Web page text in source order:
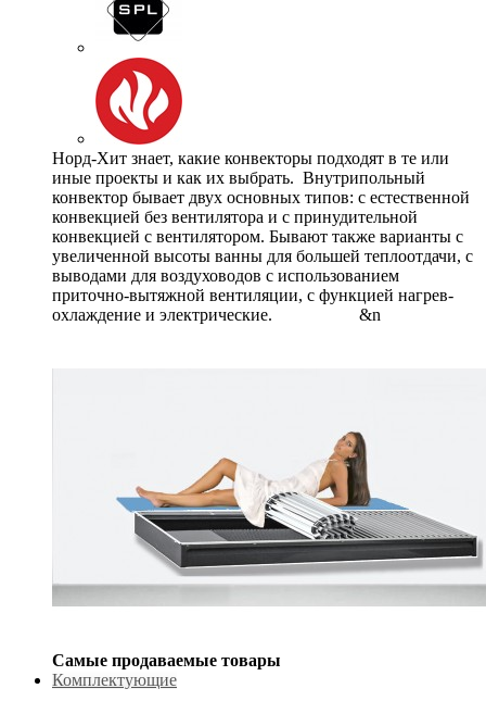
Норд-Хит знает, какие конвекторы подходят в те или
иные проекты и как их выбрать. Внутрипольный
конвектор бывает двух основных типов: с естественной
конвекцией без вентилятора и с принудительной
конвекцией с вентилятором. Бывают также варианты с
увеличенной высоты ванны для большей теплоотдачи, с
выводами для воздуховодов с использованием
приточно-вытяжной вентиляции, с функцией нагрев-
охлаждение и электрические. &n
Самые продаваемые товары
Комплектующие